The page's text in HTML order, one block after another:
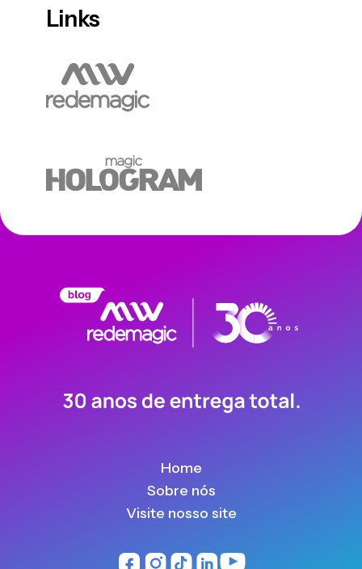
Links
Home
Sobre nós
Visite nosso site